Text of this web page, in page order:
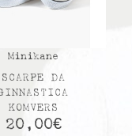
Minikane
SCARPE DA
KOMVERS
20,00€